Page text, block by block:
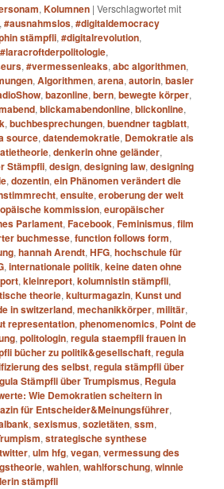
,Kolumnen |Verschlagwortet mit
,#ausnahmslos,#digitaldemocracy
stämpfli,#digitalrevolution,
#laracroftderpolitologie,
,#vermessenleaks,abc algorithmen,
,Algorithmen,arena,autorin,basler
,bazonline,bern,bewegte körper,
,blickamabendonline,blickonline,
,buchbesprechungen,buendner tagblatt,
source,datendemokratie, Demokratie als
,denkerin ohne geländer,
Stämpfli,design,designing law,designing
,dozentin,ein Phänomen verändert die
,ensuite,eroberung der welt
kommission,europäischer
Parlament,Facebook,Feminismus,film
buchmesse,function follows form,
,hannah Arendt,HFG,hochschule für
,internationale politik,keine daten ohne
,kleinreport,kolumnistin stämpfli,
theorie,kulturmagazin,Kunst und
in switzerland,mechanikkörper,militär,
representation,phenomenomics, Point de
,politologin,regula staempfli frauen in
bücher zu politik&gesellschaft,regula
des selbst,regula stämpfli über
Stämpfli über Trumpismus, Regula
Wie Demokratien scheitern in
für Entscheider&Meinungsführer,
,sexismus,sozietäten,ssm,
,strategische synthese
twitter,ulm hfg,vegan,vermessung des
,wahlen,wahlforschung,winnie
stämpfli